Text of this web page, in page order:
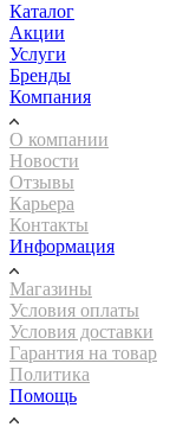
Каталог
Акции
Услуги
Бренды
Компания
О компании
Новости
Отзывы
Карьера
Контакты
Информация
Магазины
Условия оплаты
Условия доставки
Гарантия на товар
Политика
Помощь